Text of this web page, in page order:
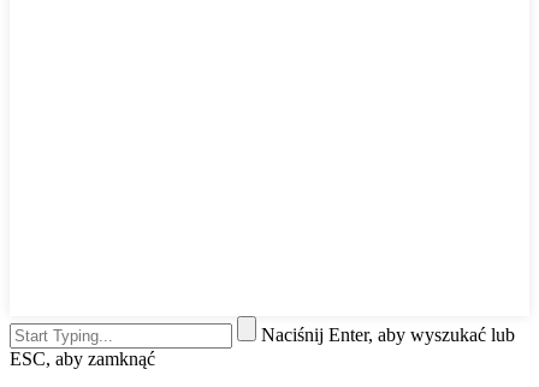
Naciśnij Enter, aby wyszukać lub
ESC, aby zamknąć